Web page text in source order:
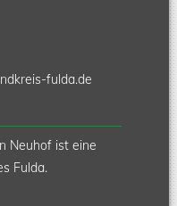
fulda.de
Neuhof ist eine
Fulda.